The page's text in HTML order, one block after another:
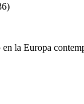
la Europa